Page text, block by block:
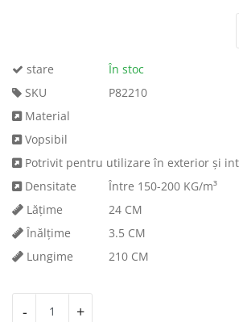
stare
În stoc
SKU
P82210
Material
Vopsibil
Potrivit pentru utilizare în exterior și
Densitate
Între 150-200 KG/m³
Lăţime
24 CM
Înălţime
3.5 CM
Lungime
210 CM
- +